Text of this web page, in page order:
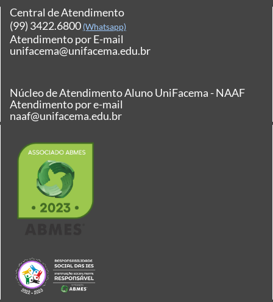
Central de Atendimento
(99) 3422.6800 (Whatsapp)
Atendimento por E-mail
unifacema@unifacema.edu.br
Núcleo de Atendimento Aluno UniFacema - NAAF
Atendimento por e-mail
naaf@unifacema.edu.br